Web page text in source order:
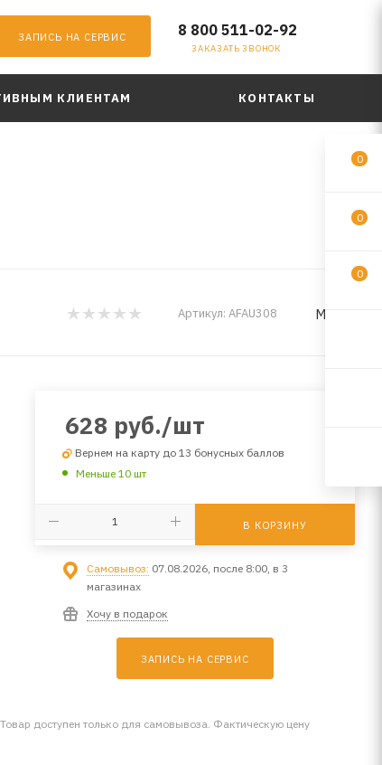
ЗАПИСЬ НА СЕРВИС 8 800 511-02-92
ЗАКАЗАТЬ ЗВОНОК
КЛИЕНТАМ КОНТАКТЫ
Артикул: AFAU308 MILES
628 руб./шт
Вернем на карту до 13 бонусных баллов
Меньше 10 шт
В КОРЗИНУ
Самовывоз: 07.08.2026, после 8:00, в 3
магазинах
Хочу в подарок
ЗАПИСЬ НА СЕРВИС
доступен только для самовывоза. Фактическую цену
0
0
0